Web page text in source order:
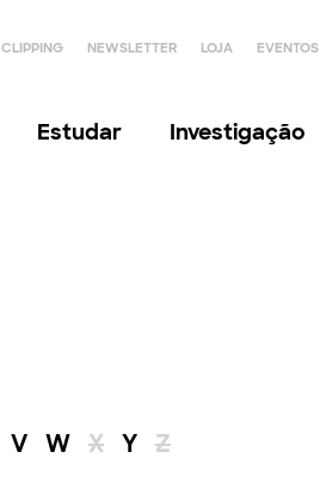
CLIPPING NEWSLETTER LOJA EVENTOS
Estudar Investigação
V W X Y Z